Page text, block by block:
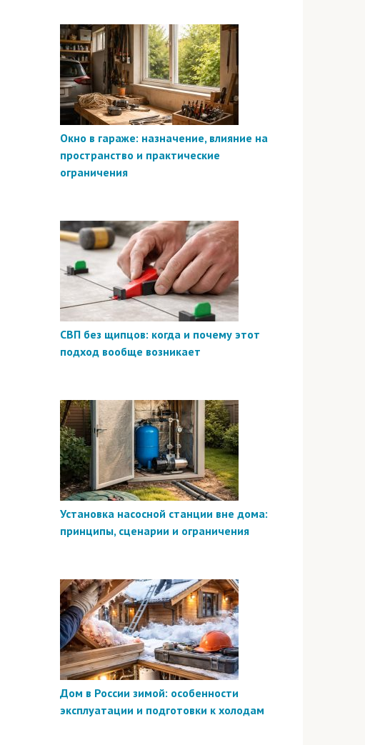
Окно в гараже: назначение, влияние на
пространство и практические
ограничения
СВП без щипцов: когда и почему этот
подход вообще возникает
Установка насосной станции вне дома:
принципы, сценарии и ограничения
Дом в России зимой: особенности
эксплуатации и подготовки к холодам